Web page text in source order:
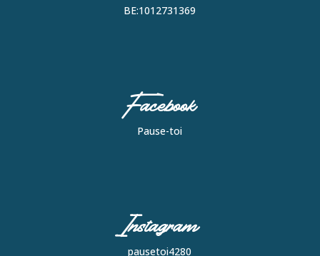
BE:1012731369
Facebook
Pause-toi
Instagram
pausetoi4280